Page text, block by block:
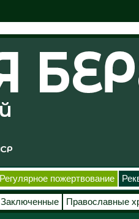
Регулярное пожертвование
Заключенные Православные